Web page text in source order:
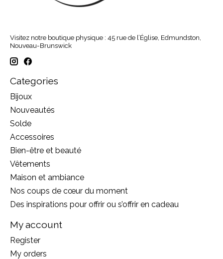
Visitez notre boutique physique : 45 rue de l’Église, Edmundston,
Nouveau-Brunswick
Categories
Bijoux
Nouveautés
Solde
Accessoires
Bien-être et beauté
Vêtements
Maison et ambiance
Nos coups de cœur du moment
Des inspirations pour offrir ou s’offrir en cadeau
My account
Register
My orders